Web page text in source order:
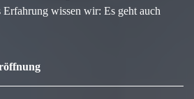
Erfahrung wissen wir: Es geht auch